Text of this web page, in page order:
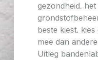
gezondheid.
beste kiest.
mee dan
Uitleg